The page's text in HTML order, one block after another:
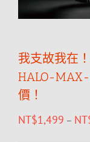
我支故我在
HALO-
價！
NT$1,499 –